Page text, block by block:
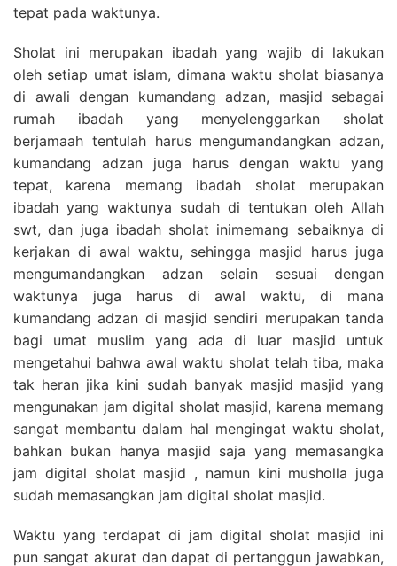
tepat pada waktunya.
Sholat ini merupakan ibadah yang wajib di lakukan
oleh setiap umat islam, dimana waktu sholat biasanya
di awali dengan kumandang adzan, masjid sebagai
rumah ibadah yang menyelenggarkan sholat
berjamaah tentulah harus mengumandangkan adzan,
kumandang adzan juga harus dengan waktu yang
tepat, karena memang ibadah sholat merupakan
ibadah yang waktunya sudah di tentukan oleh Allah
swt, dan juga ibadah sholat inimemang sebaiknya di
kerjakan di awal waktu, sehingga masjid harus juga
mengumandangkan adzan selain sesuai dengan
waktunya juga harus di awal waktu, di mana
kumandang adzan di masjid sendiri merupakan tanda
bagi umat muslim yang ada di luar masjid untuk
mengetahui bahwa awal waktu sholat telah tiba, maka
tak heran jika kini sudah banyak masjid masjid yang
mengunakan jam digital sholat masjid, karena memang
sangat membantu dalam hal mengingat waktu sholat,
bahkan bukan hanya masjid saja yang memasangka
jam digital sholat masjid , namun kini musholla juga
sudah memasangkan jam digital sholat masjid.
Waktu yang terdapat di jam digital sholat masjid ini
pun sangat akurat dan dapat di pertanggun jawabkan,